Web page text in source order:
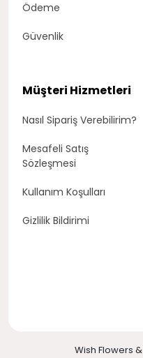
Ödeme
Güvenlik
Müşteri Hizmetleri
Nasıl Sipariş Verebilirim?
Mesafeli Satış
Sözleşmesi
Kullanım Koşulları
Gizlilik Bildirimi
Wish Flowers